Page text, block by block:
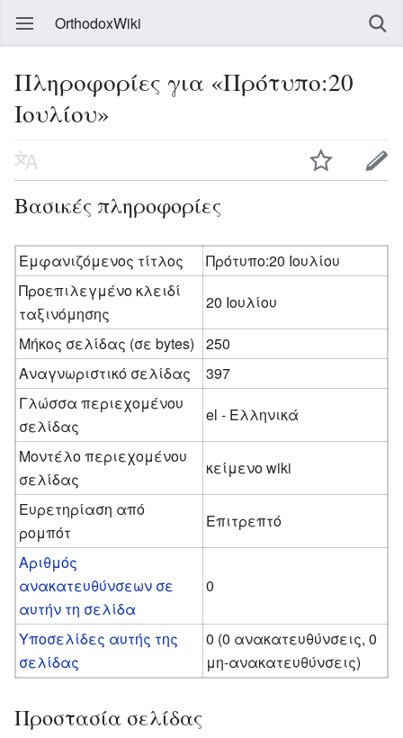
OrthodoxWiki
Πληροφορίες για «Πρότυπο:20
Ιουλίου»
Βασικές πληροφορίες
Εμφανιζόμενος τίτλος
Πρότυπο:20 Ιουλίου
Προεπιλεγμένο κλειδί
ταξινόμησης
20 Ιουλίου
Μήκος σελίδας (σε bytes)
250
Αναγνωριστικό σελίδας
397
Γλώσσα περιεχομένου
σελίδας
el - Ελληνικά
Μοντέλο περιεχομένου
σελίδας
κείμενο wiki
Ευρετηρίαση από
ρομπότ
Επιτρεπτό
Αριθμός
ανακατευθύνσεων σε
αυτήν τη σελίδα
0
Υποσελίδες αυτής της
σελίδας
0 (0 ανακατευθύνσεις, 0
μη-ανακατευθύνσεις)
Προστασία σελίδας